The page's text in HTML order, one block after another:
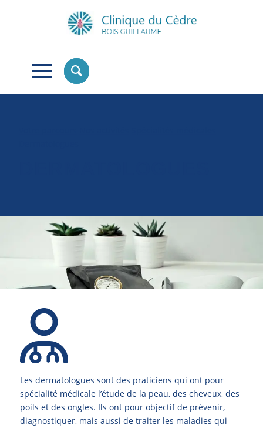
Les dermatologues sont des praticiens qui ont pour
spécialité médicale l’étude de la peau, des cheveux, des
poils et des ongles. Ils ont pour objectif de prévenir,
diagnostiquer, mais aussi de traiter les maladies qui